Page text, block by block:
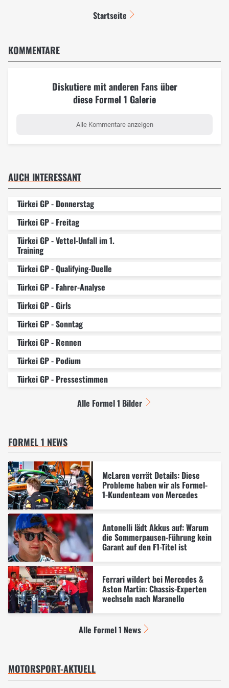
Startseite
KOMMENTARE
Diskutiere mit anderen Fans über
diese Formel 1 Galerie
Alle Kommentare anzeigen
AUCH INTERESSANT
Türkei GP - Donnerstag
Türkei GP - Freitag
Türkei GP - Vettel-Unfall im 1.
Training
Türkei GP - Qualifying-Duelle
Türkei GP - Fahrer-Analyse
Türkei GP - Girls
Türkei GP - Sonntag
Türkei GP - Rennen
Türkei GP - Podium
Türkei GP - Pressestimmen
Alle Formel 1 Bilder
FORMEL 1 NEWS
McLaren verrät Details: Diese
Probleme haben wir als Formel-
1-Kundenteam von Mercedes
Antonelli lädt Akkus auf: Warum
die Sommerpausen-Führung kein
Garant auf den F1-Titel ist
Ferrari wildert bei Mercedes &
Aston Martin: Chassis-Experten
wechseln nach Maranello
Alle Formel 1 News
MOTORSPORT-AKTUELL